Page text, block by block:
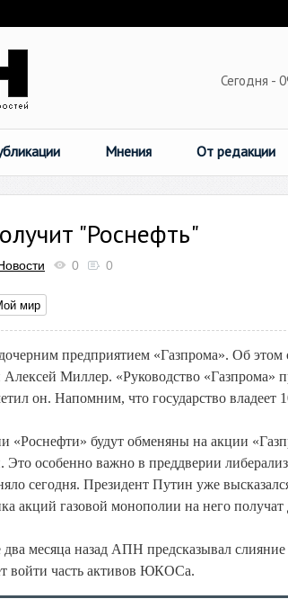
Сегодня -
Мнения От редакции
"Роснефть"
0 0
мир
предприятием «Газпрома». Об
Миллер. «Руководство «Газпрома»
он. Напомним, что государство владеет
«Роснефти» будут обменяны на акции
Это особенно важно в преддверии
сегодня. Президент Путин уже
акций газовой монополии на него
месяца назад АПН предсказывал
войти часть активов ЮКОСа.